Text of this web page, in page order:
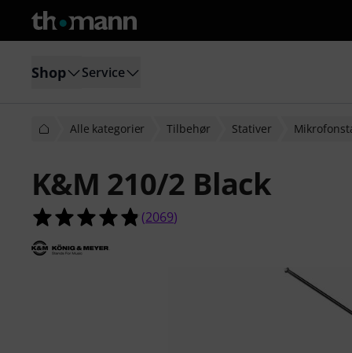
Shop Service
Alle kategorier Tilbehør Stativer
K&M 210/2 Black
4.8 ud af 5 stjerner fra 2069
(2069)